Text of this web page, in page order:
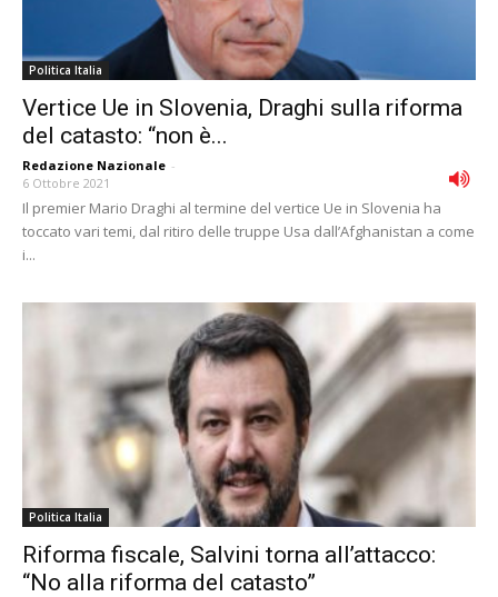
Politica Italia
Vertice Ue in Slovenia, Draghi sulla riforma
del catasto: “non è...
Redazione Nazionale -
6 Ottobre 2021
Il premier Mario Draghi al termine del vertice Ue in Slovenia ha
toccato vari temi, dal ritiro delle truppe Usa dall’Afghanistan a come
i...
Politica Italia
Riforma fiscale, Salvini torna all’attacco:
“No alla riforma del catasto”